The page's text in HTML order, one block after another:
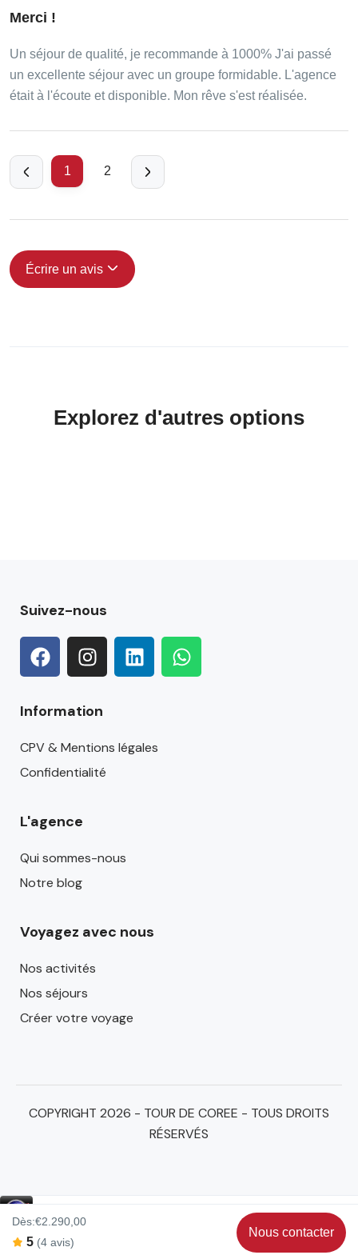
Dès:€2.290,00
5 (4 avis)
Nous contacter
Merci !
Un séjour de qualité, je recommande à 1000% J'ai passé
un excellente séjour avec un groupe formidable. L'agence
était à l'écoute et disponible. Mon rêve s'est réalisée.
1 2
Écrire un avis
Explorez d'autres options
Suivez-nous
Information
CPV & Mentions légales
Confidentialité
L'agence
Qui sommes-nous
Notre blog
Voyagez avec nous
Nos activités
Nos séjours
Créer votre voyage
COPYRIGHT 2026 - TOUR DE COREE - TOUS DROITS
RÉSERVÉS
Par email : contact@tourdecoree.fr